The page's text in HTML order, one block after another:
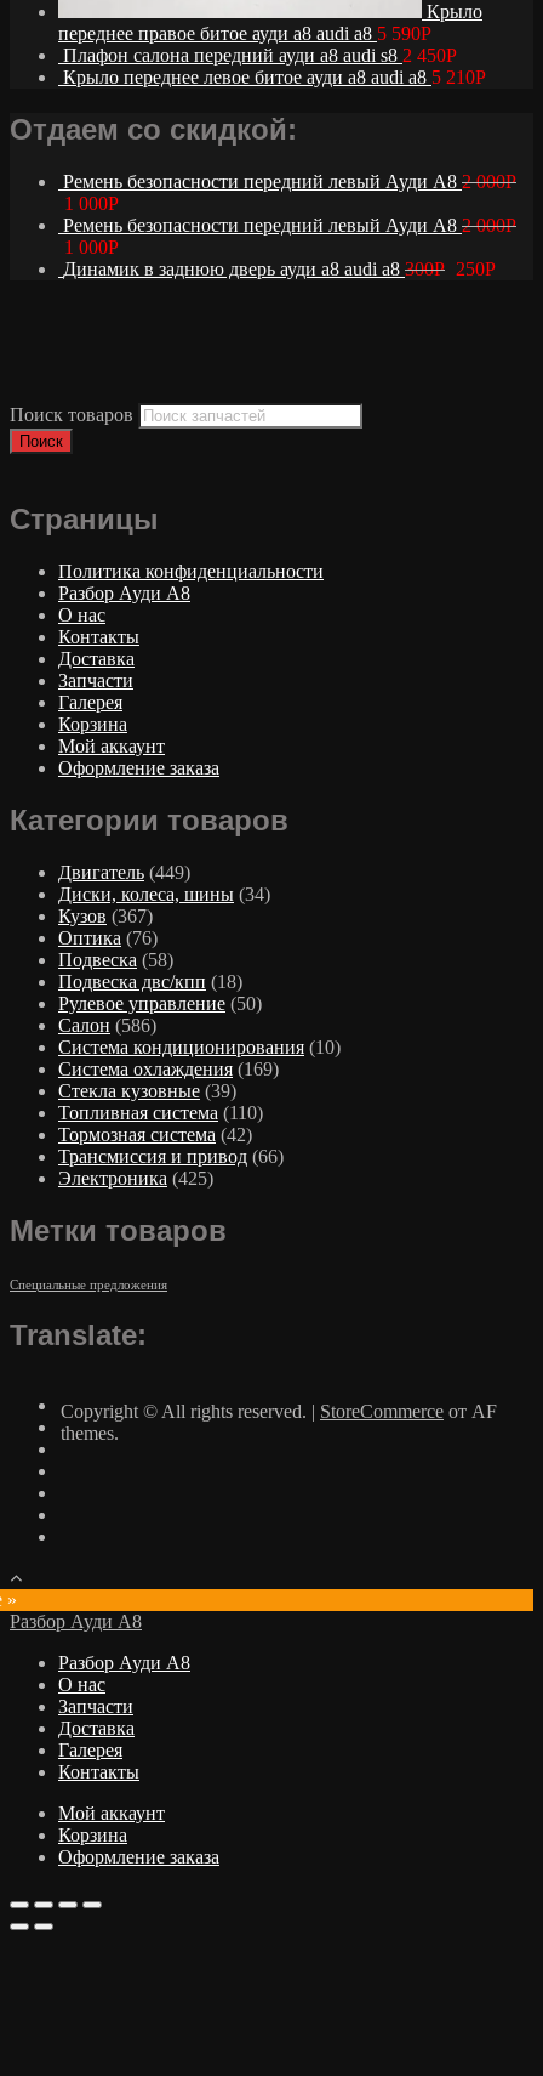
Крыло
переднее правое битое ауди а8 audi a8 5 590Р
Плафон салона передний ауди а8 audi s8 2 450Р
Крыло переднее левое битое ауди а8 audi a8 5 210Р
Отдаем со скидкой:
Ремень безопасности передний левый Ауди А8 2 000Р
1 000Р
Ремень безопасности передний левый Ауди А8 2 000Р
1 000Р
Динамик в заднюю дверь ауди а8 audi a8 300Р 250Р
Поиск товаров
Поиск
Страницы
Политика конфиденциальности
Разбор Ауди А8
О нас
Контакты
Доставка
Запчасти
Галерея
Корзина
Мой аккаунт
Оформление заказа
Категории товаров
Двигатель (449)
Диски, колеса, шины (34)
Кузов (367)
Оптика (76)
Подвеска (58)
Подвеска двс/кпп (18)
Рулевое управление (50)
Салон (586)
Система кондиционирования (10)
Система охлаждения (169)
Стекла кузовные (39)
Топливная система (110)
Тормозная система (42)
Трансмиссия и привод (66)
Электроника (425)
Метки товаров
Специальные предложения
Translate:
Copyright © All rights reserved. | StoreCommerce от AF
themes.
»
Разбор Ауди А8
Разбор Ауди А8
О нас
Запчасти
Доставка
Галерея
Контакты
Мой аккаунт
Корзина
Оформление заказа